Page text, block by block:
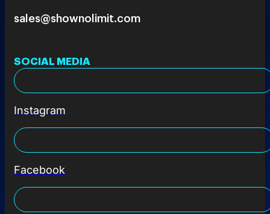
sales@shownolimit.com
SOCIAL MEDIA
Instagram
Facebook